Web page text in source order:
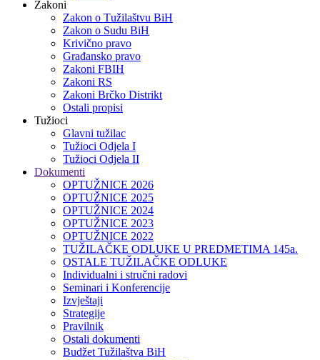
Zakoni
Zakon o Тužilaštvu BiH
Zakon o Sudu BiH
Krivično pravo
Građansko pravo
Zakoni FBIH
Zakoni RS
Zakoni Brčko Distrikt
Ostali propisi
Tužioci
Glavni tužilac
Tužioci Odjela I
Tužioci Odjela II
Dokumenti
OPTUŽNICE 2026
OPTUŽNICE 2025
OPTUŽNICE 2024
OPTUŽNICE 2023
OPTUŽNICE 2022
TUŽILAČKE ODLUKE U PREDMETIMA 145a.
OSTALE TUŽILAČKE ODLUKE
Individualni i stručni radovi
Seminari i Konferencije
Izvještaji
Strategije
Pravilnik
Ostali dokumenti
Budžet Tužilaštva BiH